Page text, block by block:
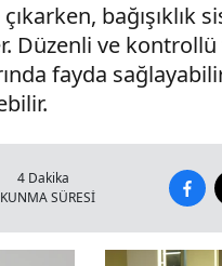
bağışıklık
Düzenli ve
fayda
4 Dakika
SÜRESİ